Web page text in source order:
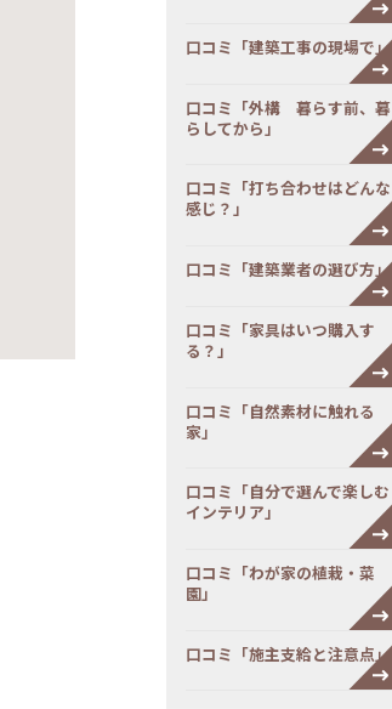
口コミ「建築工事の現場で」
口コミ「外構 暮らす前、暮
らしてから」
口コミ「打ち合わせはどんな
感じ？」
口コミ「建築業者の選び方」
口コミ「家具はいつ購入す
る？」
口コミ「自然素材に触れる
家」
口コミ「自分で選んで楽しむ
インテリア」
口コミ「わが家の植栽・菜
園」
口コミ「施主支給と注意点」